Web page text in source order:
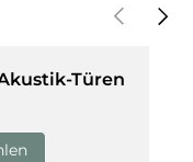
Vorherige
Türen